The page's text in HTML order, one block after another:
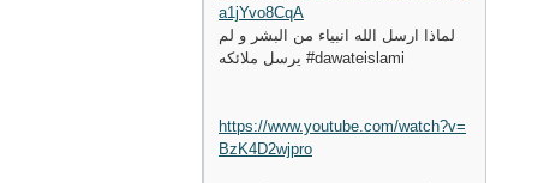
a1jYvo8CqA
لماذا ارسل الله انبياء من البشر و لم
يرسل ملائكه #dawateislami
https://www.youtube.com/watch?v=
BzK4D2wjpro